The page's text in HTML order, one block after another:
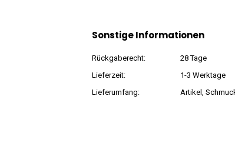
Sonstige Informationen
Rückgaberecht:
28 Tage
Lieferzeit:
1-3 Werktage
Lieferumfang:
Artikel,